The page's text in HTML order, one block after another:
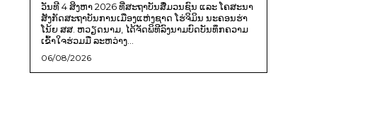
ວັນທີ 4 ສິງຫາ 2026 ທີ່ສະຖາບັນສື່ມວນຊົນ ແລະ ໂຄສະນາ
ສັງກັດສະຖາບັນການເມືອງແຫ່ງຊາດ ໂຮ່ຈິມິນ ນະຄອນຮ່າ
ໂນ້ຍ ສສ. ຫວຽດນາມ, ໄດ້ຈັດພິທີລົງນາມບົດບັນທຶກຄວາມ
ເຂົ້າໃຈຮ່ວມມື ລະຫວ່າງ...
06/08/2026